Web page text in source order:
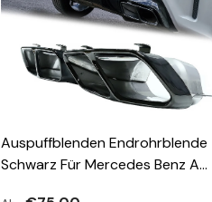
Auspuffblenden Endrohrblende
Schwarz Für Mercedes Benz A